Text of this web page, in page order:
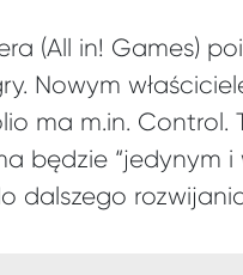
(All in! Games)
Nowym
ma m.in. Control.
będzie “jedynym
dalszego